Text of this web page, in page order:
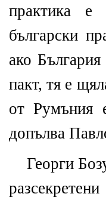
практика е
български
ако
пакт, тя е
от Румъния
допълва
Георги